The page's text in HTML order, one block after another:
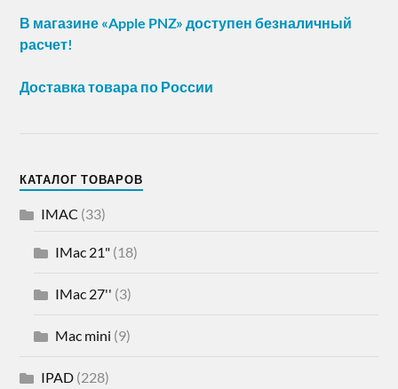
В магазине «Apple PNZ» доступен безналичный
расчет!
Доставка товара по России
КАТАЛОГ ТОВАРОВ
IMAC (33)
IMac 21" (18)
IMac 27'' (3)
Mac mini (9)
IPAD (228)